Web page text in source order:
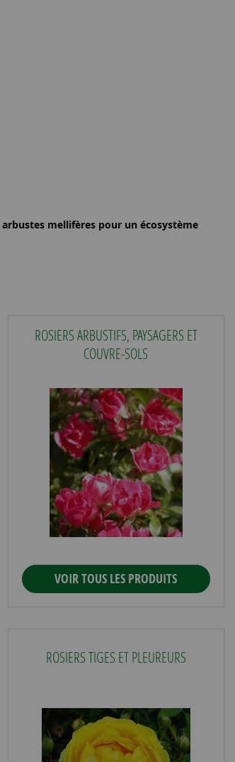
arbustes mellifères pour un écosystème
ROSIERS ARBUSTIFS, PAYSAGERS ET
COUVRE-SOLS
VOIR TOUS LES PRODUITS
ROSIERS TIGES ET PLEUREURS